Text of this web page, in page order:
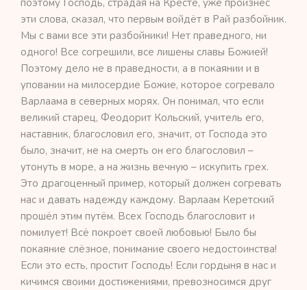
поэтому Господь, страдая на Кресте, уже произнёс
эти слова, сказал, что первым войдёт в Рай разбойник.
Мы с вами все эти разбойники! Нет праведного, ни
одного! Все согрешили, все лишены славы Божией!
Поэтому дело не в праведности, а в покаянии и в
уповании на милосердие Божие, которое согревало
Варлаама в северных морях. Он понимал, что если
великий старец, Феодорит Кольский, учитель его,
наставник, благословил его, значит, от Господа это
было, значит, не на смерть он его благословил –
утонуть в море, а на жизнь вечную – искупить грех.
Это драгоценный пример, который должен согревать
нас и давать надежду каждому. Варлаам Керетский
прошёл этим путём. Всех Господь благословит и
помилует! Всё покроет своей любовью! Было бы
покаяние слёзное, понимание своего недостоинства!
Если это есть, простит Господь! Если гордыня в нас и
кичимся своими достижениями, превозносимся друг